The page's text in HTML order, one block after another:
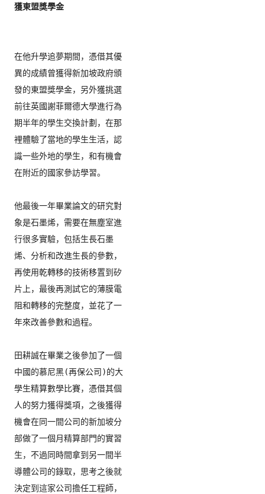
在他升學追夢期間， 憑借其優
異的成績曾獲得新加坡政府頒
發的東盟獎學金， 另外獲挑選
前往英國謝菲爾德大學進行為
期半年的學生交換計劃， 在那
裡體驗了當地的學生生活，認
識一些外地的學生， 和有機會
在附近的國家參訪學習。
他最後一年畢業論文的研究對
象是石墨烯， 需要在無塵室進
行很多實驗，包括生長石墨
烯、 分析和改進生長的參數，
再使用乾轉移的技術移置到矽
片上， 最後再測試它的薄膜電
阻和轉移的完整度， 並花了一
年來改善參數和過程。
田耕誠在畢業之後參加了一個
中國的慕尼黑(再保公司)的大
學生精算數學比賽，憑借其個
人的努力獲得獎項， 之後獲得
機會在同一間公司的新加坡分
部做了一個月精算部門的實習
生，不過同時間拿到另一間半
導體公司的錄取， 思考之後就
決定到這家公司擔任工程師，